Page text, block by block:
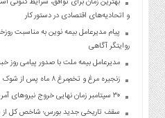
و اتحادیه‌های اقتصادی در دستور کار
پیام مدیرعامل بیمه نوین به مناسبت
روایتگر آگاهی
مدیرعامل بیمه ملت با صدور پیامی روز
زنجیره مرغ و تخم‌مرغ ۸ ماه پس از شوک ارزی به تعادل رسید
۳۰ سپتامبر زمان نهایی خروج نیروهای آمریکا از عراق است
سقف تاریخی جدید بورس؛ شاخص کل از ۵.۵ میلیون واحد عبور کرد